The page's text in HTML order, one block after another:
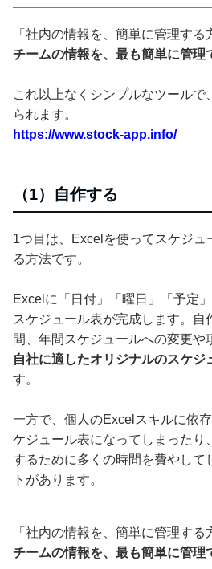
「社内の情報を、簡単に管理する
チームの情報を、最も簡単に管理
これ以上なくシンプルなツールで
られます。
https://www.stock-app.info/
（1）自作する
1つ目は、Excelを使ってスケジュ
る方法です。
Excelに「日付」「曜日」「予定
スケジュール表が完成します。自
間、年間スケジュールへの変更や
自社に適したオリジナルのスケジ
す。
一方で、個人のExcelスキルに依
ケジュール表になってしまったり
するために多くの時間を費やして
トがあります。
「社内の情報を、簡単に管理する
チームの情報を、最も簡単に管理